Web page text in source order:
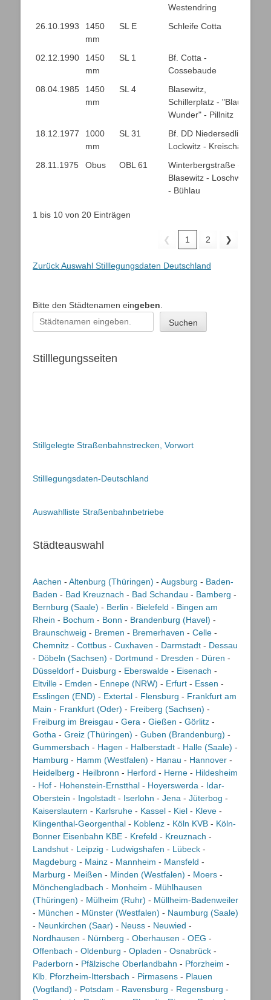
Westendring
26.10.1993
1450
mm
SL E Schleife Cotta
02.12.1990
1450
mm
SL 1
Bf. Cotta -
Cossebaude
08.04.1985
1450
mm
SL 4
Blasewitz,
Schillerplatz - "Blaues
Wunder" - Pillnitz
18.12.1977
1000
mm
SL 31
Bf. DD Niedersedlitz -
Lockwitz - Kreischa
28.11.1975
Obus OBL 61
Winterbergstraße -
Blasewitz - Loschwitz
- Bühlau
1 bis 10 von 20 Einträgen
❮ 1 2 ❯
Zurück Auswahl Stilllegungsdaten Deutschland
Bitte den Städtenamen eingeben
Suchen
Stilllegungsseiten
Stillgelegte Straßenbahnstrecken, Vorwort
Stilllegungsdaten-Deutschland
Auswahlliste Straßenbahnbetriebe
Städteauswahl
Aachen - Altenburg (Thüringen) - Augsburg - Baden-
Baden - Bad Kreuznach - Bad Schandau - Bamberg -
Bernburg (Saale) - Berlin - Bielefeld - Bingen am
Rhein - Bochum - Bonn - Brandenburg (Havel) -
Braunschweig - Bremen - Bremerhaven - Celle -
Chemnitz - Cottbus - Cuxhaven - Darmstadt - Dessau
- Döbeln (Sachsen) - Dortmund - Dresden - Düren -
Düsseldorf - Duisburg - Eberswalde - Eisenach -
Eltville - Emden - Ennepe (NRW) - Erfurt - Essen -
Esslingen (END) - Extertal - Flensburg - Frankfurt am
Main - Frankfurt (Oder) - Freiberg (Sachsen) -
Freiburg im Breisgau - Gera - Gießen - Görlitz -
Gotha - Greiz (Thüringen) - Guben (Brandenburg) -
Gummersbach - Hagen - Halberstadt - Halle (Saale) -
Hamburg - Hamm (Westfalen) - Hanau - Hannover -
Heidelberg - Heilbronn - Herford - Herne - Hildesheim
- Hof - Hohenstein-Ernstthal - Hoyerswerda - Idar-
Oberstein - Ingolstadt - Iserlohn - Jena - Jüterbog -
Kaiserslautern - Karlsruhe - Kassel - Kiel - Kleve -
Klingenthal-Georgenthal - Koblenz - Köln KVB - Köln-
Bonner Eisenbahn KBE - Krefeld - Kreuznach -
Landshut - Leipzig - Ludwigshafen - Lübeck -
Magdeburg - Mainz - Mannheim - Mansfeld -
Marburg - Meißen - Minden (Westfalen) - Moers -
Mönchengladbach - Monheim - Mühlhausen
(Thüringen) - Mülheim (Ruhr) - Müllheim-Badenweiler
- München - Münster (Westfalen) - Naumburg (Saale)
- Neunkirchen (Saar) - Neuss - Neuwied -
Nordhausen - Nürnberg - Oberhausen - OEG -
Offenbach - Oldenburg - Opladen - Osnabrück -
Paderborn - Pfälzische Oberlandbahn - Pforzheim -
Klb. Pforzheim-Ittersbach - Pirmasens - Plauen
(Vogtland) - Potsdam - Ravensburg - Regensburg -